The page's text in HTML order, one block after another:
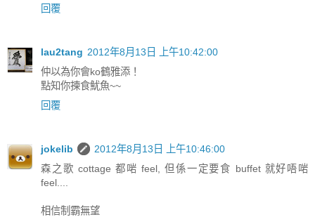
回覆
lau2tang 2012年8月13日 上午10:42:00
仲以為你會ko鶴雅添！
點知你揀食魷魚~~
回覆
jokelib
2012年8月13日 上午10:46:00
森之歌 cottage 都啱 feel, 但係一定要食 buffet 就好唔啱
feel....
相信制霸無望